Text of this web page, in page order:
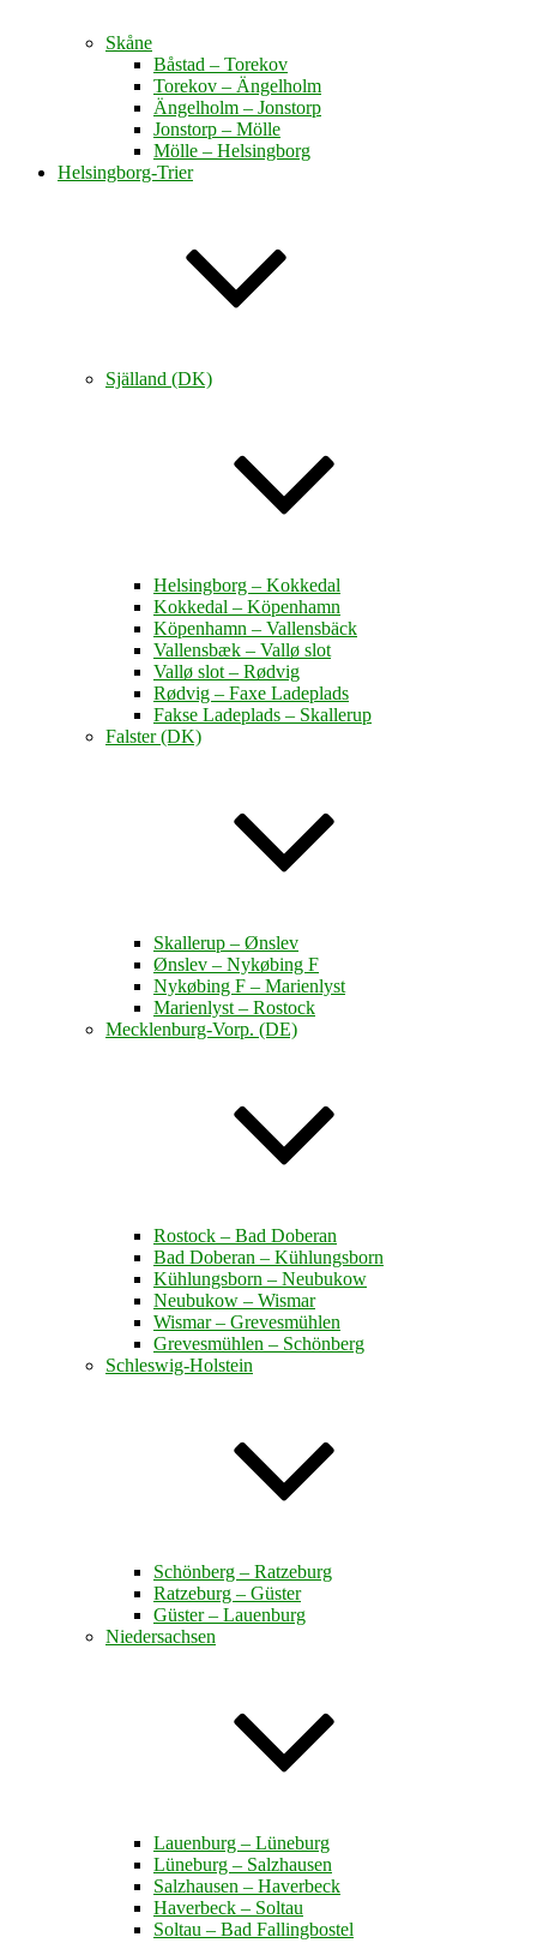
Skåne
Båstad – Torekov
Torekov – Ängelholm
Ängelholm – Jonstorp
Jonstorp – Mölle
Mölle – Helsingborg
Helsingborg-Trier
Själland (DK)
Helsingborg – Kokkedal
Kokkedal – Köpenhamn
Köpenhamn – Vallensbäck
Vallensbæk – Vallø slot
Vallø slot – Rødvig
Rødvig – Faxe Ladeplads
Fakse Ladeplads – Skallerup
Falster (DK)
Skallerup – Ønslev
Ønslev – Nykøbing F
Nykøbing F – Marienlyst
Marienlyst – Rostock
Mecklenburg-Vorp. (DE)
Rostock – Bad Doberan
Bad Doberan – Kühlungsborn
Kühlungsborn – Neubukow
Neubukow – Wismar
Wismar – Grevesmühlen
Grevesmühlen – Schönberg
Schleswig-Holstein
Schönberg – Ratzeburg
Ratzeburg – Güster
Güster – Lauenburg
Niedersachsen
Lauenburg – Lüneburg
Lüneburg – Salzhausen
Salzhausen – Haverbeck
Haverbeck – Soltau
Soltau – Bad Fallingbostel